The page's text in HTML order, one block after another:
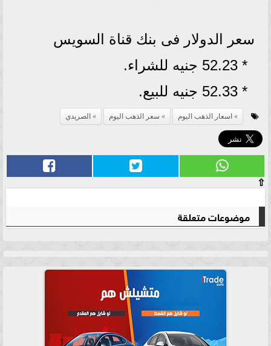
سعر الدولار فى بنك قناة السويس
* 52.23 جنيه للشراء.
* 52.33 جنيه للبيع.
اسعار الذهب اليوم سعر الذهب اليوم الصريدي
⇧
موضوعات متعلقة